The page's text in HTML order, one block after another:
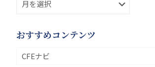
おすすめコンテンツ
CFEナビ